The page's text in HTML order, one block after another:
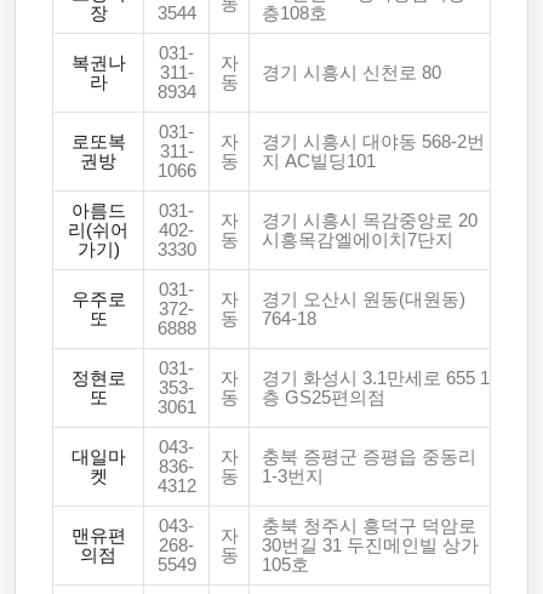
장
3544
층108호
복권나
라
031-
311-
8934
자
동
경기 시흥시 신천로 80
로또복
권방
031-
311-
1066
자
동
경기 시흥시 대야동 568-2번
지 AC빌딩101
아름드
리(쉬어
가기)
031-
402-
3330
자
동
경기 시흥시 목감중앙로 20
시흥목감엘에이치7단지
우주로
또
031-
372-
6888
자
동
경기 오산시 원동(대원동)
764-18
정현로
또
031-
353-
3061
자
동
경기 화성시 3.1만세로 655 1
층 GS25편의점
대일마
켓
043-
836-
4312
자
동
충북 증평군 증평읍 중동리
1-3번지
맨유편
의점
043-
268-
5549
자
동
충북 청주시 흥덕구 덕암로
30번길 31 두진메인빌 상가
105호